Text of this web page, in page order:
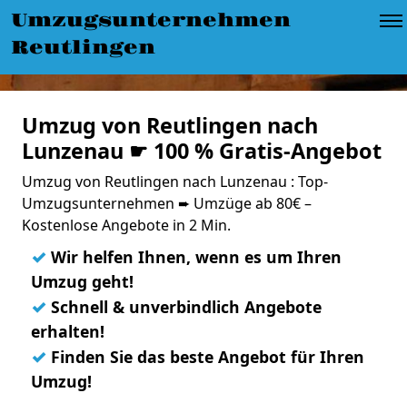
Umzugsunternehmen
Reutlingen
Umzug von Reutlingen nach
Lunzenau ☛ 100 % Gratis-Angebot
Umzug von Reutlingen nach Lunzenau : Top-
Umzugsunternehmen ➨ Umzüge ab 80€ –
Kostenlose Angebote in 2 Min.
✓ Wir helfen Ihnen, wenn es um Ihren
Umzug geht!
✓ Schnell & unverbindlich Angebote
erhalten!
✓ Finden Sie das beste Angebot für Ihren
Umzug!